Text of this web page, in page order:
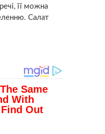
її можна
Салат